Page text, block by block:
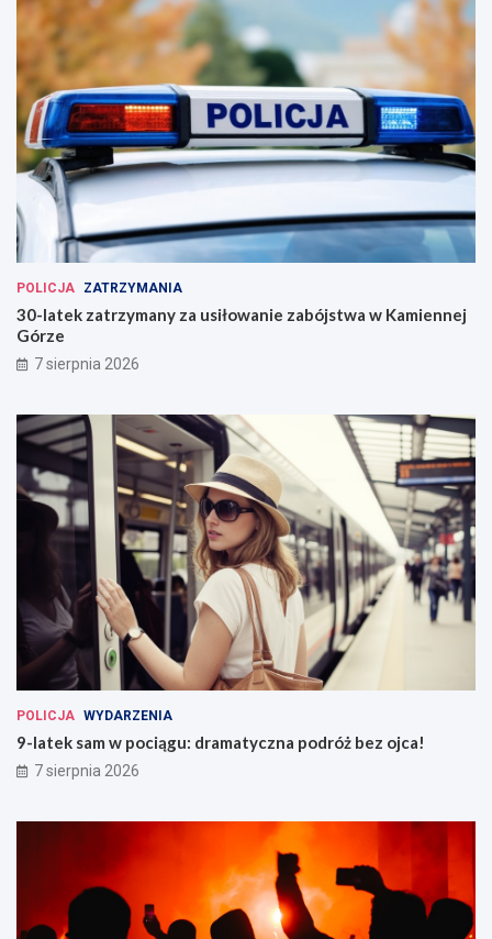
POLICJA ZATRZYMANIA
30-latek zatrzymany za usiłowanie zabójstwa w Kamiennej
Górze
7 sierpnia 2026
POLICJA WYDARZENIA
9-latek sam w pociągu: dramatyczna podróż bez ojca!
7 sierpnia 2026